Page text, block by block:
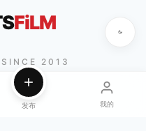
FiLM
SINCE 2013
发布 我的